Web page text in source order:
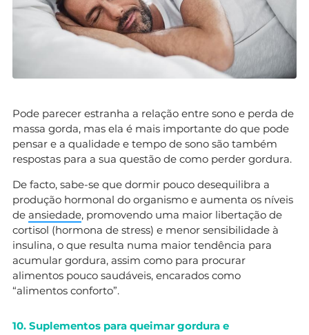
Pode parecer estranha a relação entre sono e perda de
massa gorda, mas ela é mais importante do que pode
pensar e a qualidade e tempo de sono são também
respostas para a sua questão de como perder gordura.
De facto, sabe-se que dormir pouco desequilibra a
produção hormonal do organismo e aumenta os níveis
de ansiedade, promovendo uma maior libertação de
cortisol (hormona de stress) e menor sensibilidade à
insulina, o que resulta numa maior tendência para
acumular gordura, assim como para procurar
alimentos pouco saudáveis, encarados como
“alimentos conforto”.
10. Suplementos para queimar gordura e